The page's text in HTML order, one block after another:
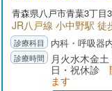
青森県八戸市青葉3丁目
JR八戸線 小中野駅 徒
内科・呼吸器
月火水木金
日・祝休診
ます